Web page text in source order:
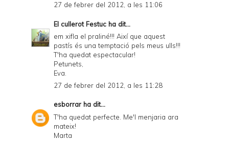
27 de febrer del 2012, a les 11:06
El cullerot Festuc ha dit...
em xifla el praliné!!! Així que aquest
pastís és una temptació pels meus ulls!!!
T'ha quedat espectacular!
Petunets,
Eva.
27 de febrer del 2012, a les 11:28
esborrar ha dit...
T'ha quedat perfecte. Me'l menjaria ara
mateix!
Marta